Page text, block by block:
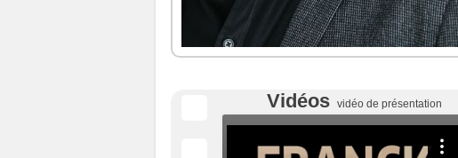
Vidéos vidéo de présentation